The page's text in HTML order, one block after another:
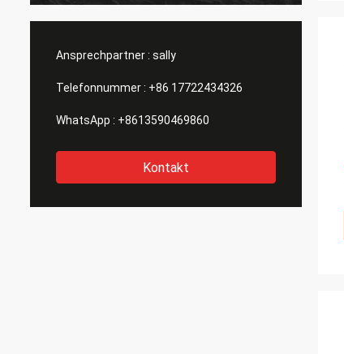
Ansprechpartner : sally
Telefonnummer : +86 17722434326
WhatsApp : +8613590469860
Kontakt